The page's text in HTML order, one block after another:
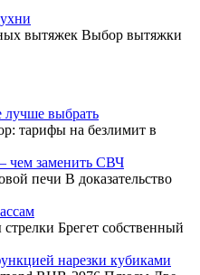
вытяжек Выбор вытяжки
лучше выбрать
тарифы на безлимит в
чем заменить СВЧ
печи В доказательство
Брегет собственный
нарезки кубиками